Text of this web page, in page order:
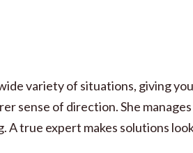
variety of situations, giving
sense of direction. She
A true expert makes solutions